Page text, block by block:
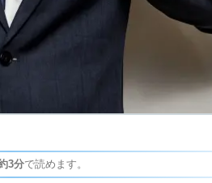
3分で読めます。